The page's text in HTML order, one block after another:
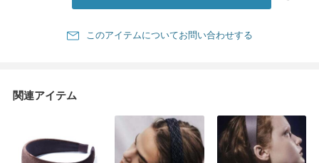
このアイテムについてお問い合わせする
関連アイテム